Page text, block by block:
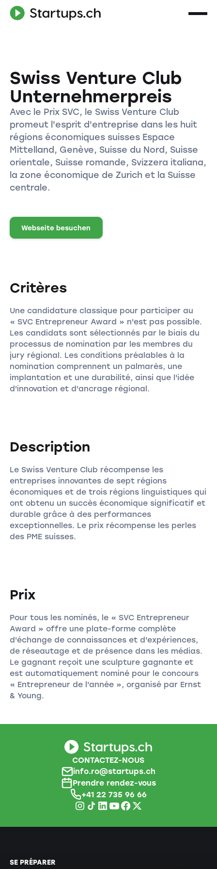
Swiss Venture Club
Unternehmerpreis
Avec le Prix SVC, le Swiss Venture Club
promeut l'esprit d'entreprise dans les huit
régions économiques suisses Espace
Mittelland, Genève, Suisse du Nord, Suisse
orientale, Suisse romande, Svizzera italiana,
la zone économique de Zurich et la Suisse
centrale.
Webseite besuchen
Critères
Une candidature classique pour participer au
« SVC Entrepreneur Award » n'est pas possible.
Les candidats sont sélectionnés par le biais du
processus de nomination par les membres du
jury régional. Les conditions préalables à la
nomination comprennent un palmarès, une
implantation et une durabilité, ainsi que l'idée
d'innovation et d'ancrage régional.
Description
Le Swiss Venture Club récompense les
entreprises innovantes de sept régions
économiques et de trois régions linguistiques qui
ont obtenu un succès économique significatif et
durable grâce à des performances
exceptionnelles. Le prix récompense les perles
des PME suisses.
Prix
Pour tous les nominés, le « SVC Entrepreneur
Award » offre une plate-forme complète
d'échange de connaissances et d'expériences,
de réseautage et de présence dans les médias.
Le gagnant reçoit une sculpture gagnante et
est automatiquement nominé pour le concours
« Entrepreneur de l'année », organisé par Ernst
& Young.
CONTACTEZ-NOUS
info.ro@startups.ch
Prendre rendez-vous
+41 22 735 96 66
SE PRÉPARER